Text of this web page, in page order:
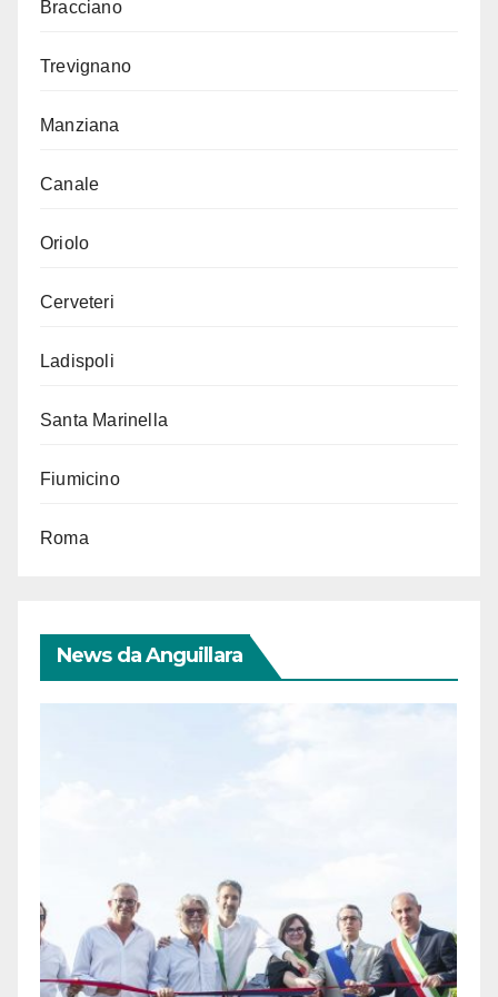
Bracciano
Trevignano
Manziana
Canale
Oriolo
Cerveteri
Ladispoli
Santa Marinella
Fiumicino
Roma
News da Anguillara